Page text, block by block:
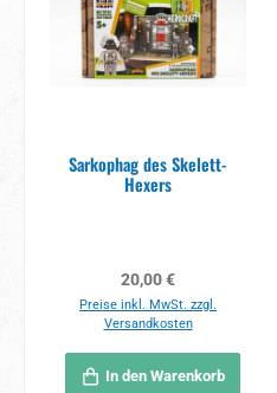
Sarkophag des Skelett-
Hexers
Regulärer Preis:
20,00 €
Preise inkl. MwSt. zzgl.
Versandkosten
In den Warenkorb